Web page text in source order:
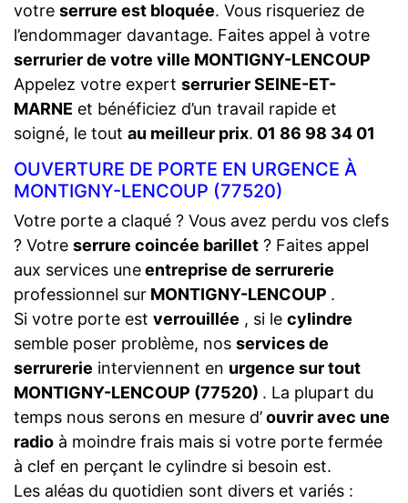
votre serrure est bloquée. Vous risqueriez de
l’endommager davantage. Faites appel à votre
serrurier de votre ville MONTIGNY-LENCOUP
Appelez votre expert serrurier SEINE-ET-
MARNE et bénéficiez d’un travail rapide et
soigné, le tout au meilleur prix. 01 86 98 34 01
OUVERTURE DE PORTE EN URGENCE À
MONTIGNY-LENCOUP (77520)
Votre porte a claqué ? Vous avez perdu vos clefs
? Votre serrure coincée barillet ? Faites appel
aux services uneentreprise de serrurerie
professionnel sur MONTIGNY-LENCOUP .
Si votre porte est verrouillée , si le cylindre
semble poser problème, nos services de
serrurerie interviennent en urgence sur tout
MONTIGNY-LENCOUP (77520) . La plupart du
temps nous serons en mesure d’ouvrir avec une
radio à moindre frais mais si votre porte fermée
à clef en perçant le cylindre si besoin est.
Les aléas du quotidien sont divers et variés :